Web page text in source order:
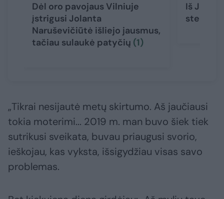
Dėl oro pavojaus Vilniuje
įstrigusi Jolanta
Naruševičiūtė išliejo jausmus,
tačiau sulaukė patyčių (1)
Iš
„Tikrai nesijautė metų skirtumo. Aš jaučiausi
tokia moterimi... 2019 m. man buvo šiek tiek
sutrikusi sveikata, buvau priaugusi svorio,
ieškojau, kas vyksta, išsigydžiau visas savo
problemas.